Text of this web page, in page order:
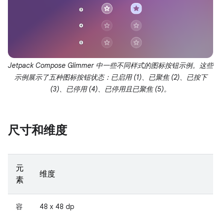
Jetpack Compose Glimmer 中一些不同样式的图标按钮示例。这些
示例展示了五种图标按钮状态：已启用 (1)、已聚焦 (2)、已按下
(3)、已停用 (4)、已停用且已聚焦 (5)。
尺寸和维度
元
素
维度
容
48 x 48 dp